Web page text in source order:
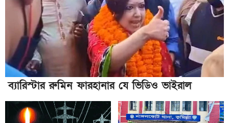
ব্যারিস্টার রুমিন ফারহানার যে ভিডিও ভাইরাল